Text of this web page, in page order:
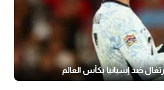
ضد إسبانيا بكأس العالم